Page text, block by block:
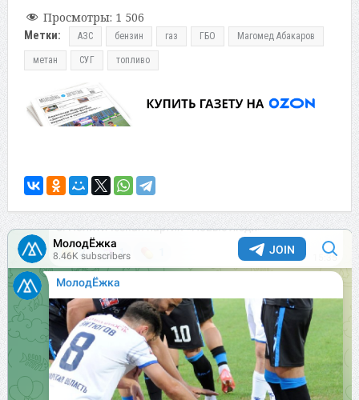
Просмотры: 1 506
Метки: АЗС бензин газ ГБО Магомед Абакаров
метан СУГ топливо